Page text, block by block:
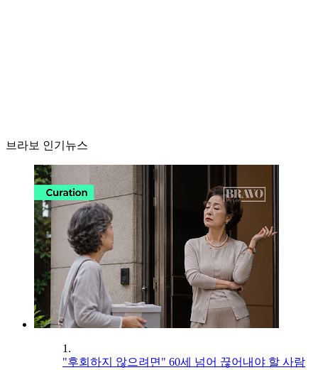
브라보 인기뉴스
1.
"후회하지 않으려면" 60세 넘어 끊어내야 할 사람